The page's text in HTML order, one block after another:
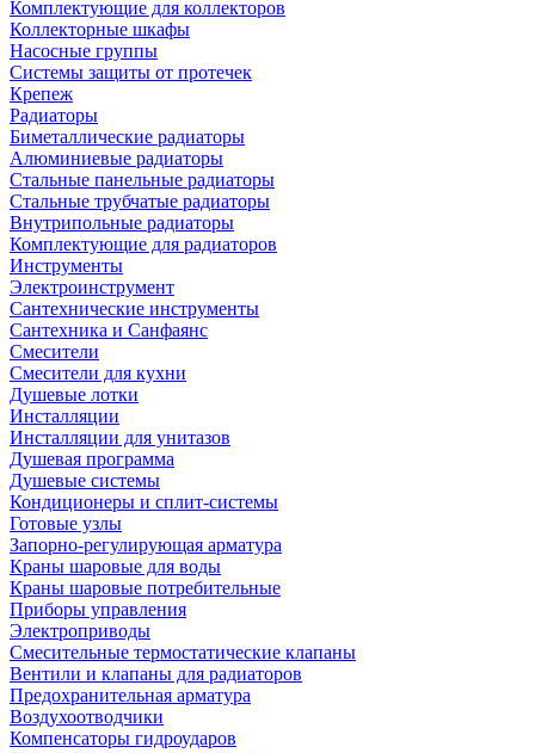
Комплектующие для коллекторов
Коллекторные шкафы
Насосные группы
Системы защиты от протечек
Крепеж
Радиаторы
Биметаллические радиаторы
Алюминиевые радиаторы
Стальные панельные радиаторы
Стальные трубчатые радиаторы
Внутрипольные радиаторы
Комплектующие для радиаторов
Инструменты
Электроинструмент
Сантехнические инструменты
Сантехника и Санфаянс
Смесители
Смесители для кухни
Душевые лотки
Инсталляции
Инсталляции для унитазов
Душевая программа
Душевые системы
Кондиционеры и сплит-системы
Готовые узлы
Запорно-регулирующая арматура
Краны шаровые для воды
Краны шаровые потребительные
Приборы управления
Электроприводы
Смесительные термостатические клапаны
Вентили и клапаны для радиаторов
Предохранительная арматура
Воздухоотводчики
Компенсаторы гидроударов